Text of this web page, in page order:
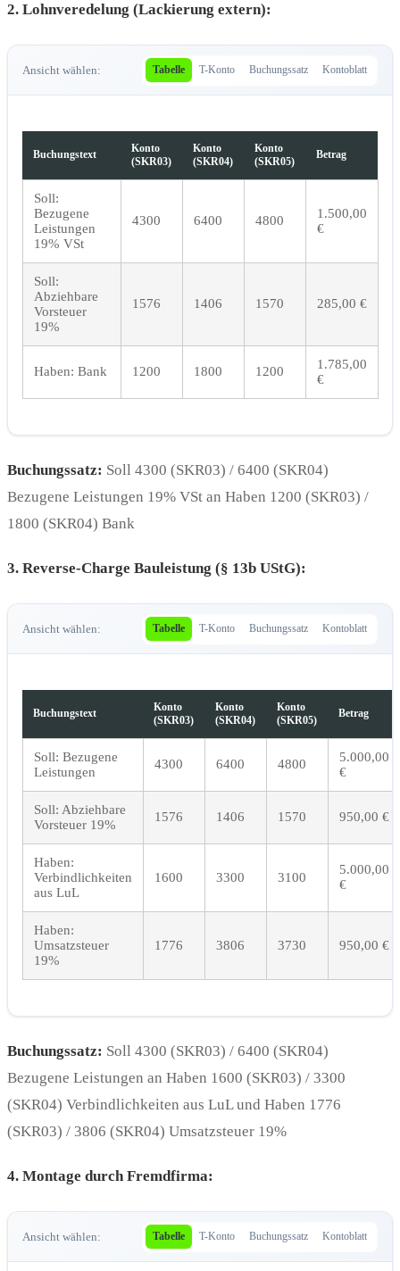
2. Lohnveredelung (Lackierung extern):
Ansicht wählen: Tabelle T-Konto Buchungssatz Kontoblatt
Buchungstext
Konto
(SKR03)
Konto
(SKR04)
Konto
(SKR05)
Betrag
Soll:
Bezugene
Leistungen
19% VSt
4300 6400 4800
1.500,00
€
Soll:
Abziehbare
Vorsteuer
19%
1576 1406 1570 285,00 €
Haben: Bank 1200 1800 1200
1.785,00
€
Buchungssatz: Soll 4300 (SKR03) / 6400 (SKR04)
Bezugene Leistungen 19% VSt an Haben 1200 (SKR03) /
1800 (SKR04) Bank
3. Reverse-Charge Bauleistung (§ 13b UStG):
Ansicht wählen: Tabelle T-Konto Buchungssatz Kontoblatt
Buchungstext
Konto
(SKR03)
Konto
(SKR04)
Konto
(SKR05)
Betrag
Soll: Bezugene
Leistungen
4300 6400 4800
5.000,00
€
Soll: Abziehbare
Vorsteuer 19%
1576 1406 1570 950,00 €
Haben:
Verbindlichkeiten
aus LuL
1600 3300 3100
5.000,00
€
Haben:
Umsatzsteuer
19%
1776 3806 3730 950,00 €
Buchungssatz: Soll 4300 (SKR03) / 6400 (SKR04)
Bezugene Leistungen an Haben 1600 (SKR03) / 3300
(SKR04) Verbindlichkeiten aus LuL und Haben 1776
(SKR03) / 3806 (SKR04) Umsatzsteuer 19%
4. Montage durch Fremdfirma:
Ansicht wählen: Tabelle T-Konto Buchungssatz Kontoblatt